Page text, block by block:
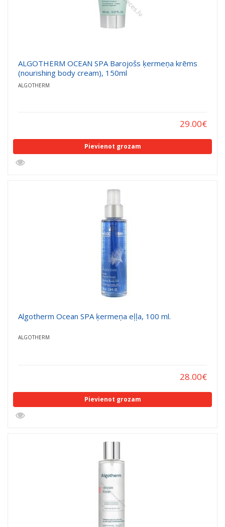
ALGOTHERM OCEAN SPA Barojošs ķermeņa krēms
(nourishing body cream), 150ml
ALGOTHERM
29.00€
Pievienot grozam
Algotherm Ocean SPA ķermeņa eļļa, 100 ml.
ALGOTHERM
28.00€
Pievienot grozam